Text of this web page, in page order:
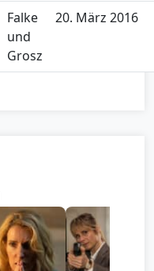
Falke
und
Grosz
20. März 2016